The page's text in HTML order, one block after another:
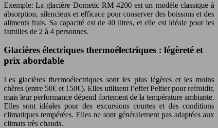
Exemple: La glacière Dometic RM 4200 est un modèle classique à
absorption, silencieux et efficace pour conserver des boissons et des
aliments frais. Sa capacité est de 40 litres, et elle est idéale pour les
familles de 2 à 4 personnes.
Glacières électriques thermoélectriques : légèreté et
prix abordable
Les glacières thermoélectriques sont les plus légères et les moins
chères (entre 50€ et 150€). Elles utilisent l’effet Peltier pour refroidir,
mais leur performance dépend fortement de la température ambiante.
Elles sont idéales pour des excursions courtes et des conditions
climatiques tempérées. Elles ne sont généralement pas adaptées aux
climats très chauds.